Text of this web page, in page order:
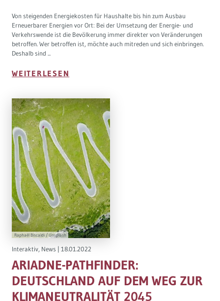
Von steigenden Energiekosten für Haushalte bis hin zum Ausbau
Erneuerbarer Energien vor Ort: Bei der Umsetzung der Energie- und
Verkehrswende ist die Bevölkerung immer direkter von Veränderungen
betroffen. Wer betroffen ist, möchte auch mitreden und sich einbringen.
Deshalb sind ...
WEITERLESEN
Raphaël Biscaldi / Unsplash
Interaktiv, News | 18.01.2022
ARIADNE-PATHFINDER:
DEUTSCHLAND AUF DEM WEG ZUR
KLIMANEUTRALITÄT 2045